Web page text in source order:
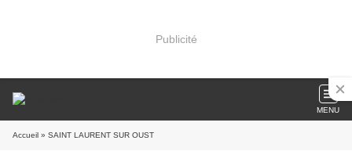
Publicité
MENU
Accueil » SAINT LAURENT SUR OUST